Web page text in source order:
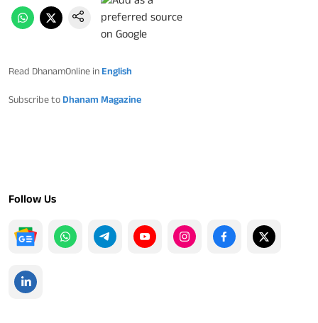
Read DhanamOnline in English
Subscribe to Dhanam Magazine
Follow Us